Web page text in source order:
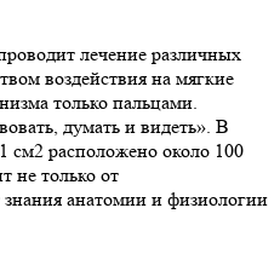
лечение различных
воздействия на мягкие
только пальцами.
думать и видеть». В
см2 расположено около 100
не только от
анатомии и физиологии